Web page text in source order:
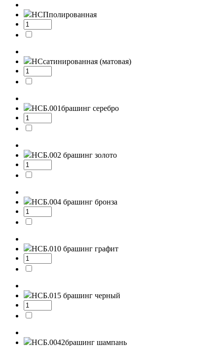
НСПполированная
НСсатинированная (матовая)
НСБ.001брашинг серебро
НСБ.002 брашинг золото
НСБ.004 брашинг бронза
НСБ.010 брашинг графит
НСБ.015 брашинг черный
НСБ.0042брашинг шампань